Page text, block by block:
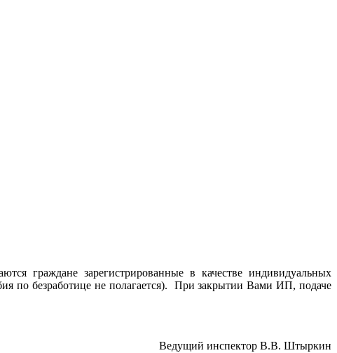
граждане зарегистрированные в качестве индивидуальных
по безработице не полагается). При закрытии Вами ИП, подаче
Ведущий инспектор В.В. Штыркин